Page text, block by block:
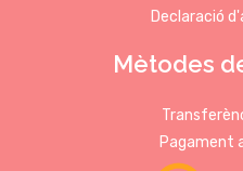
Declaració
Mètodes
Pagament